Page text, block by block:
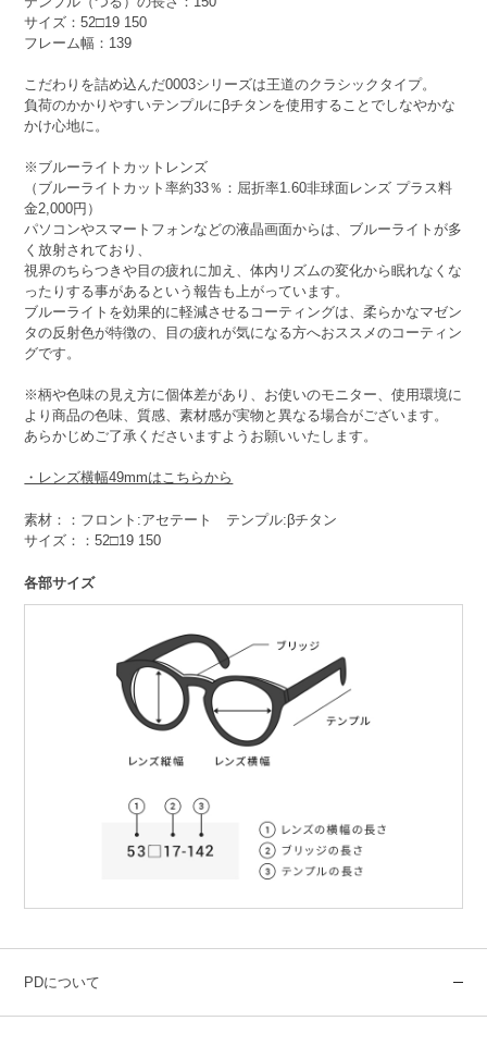
サイズ：52□19 150
フレーム幅：139
こだわりを詰め込んだ0003シリーズは王道のクラシックタイプ。
負荷のかかりやすいテンプルにβチタンを使用することでしなやかな
かけ心地に。
※ブルーライトカットレンズ
（ブルーライトカット率約33％：屈折率1.60非球面レンズ プラス料
金2,000円）
パソコンやスマートフォンなどの液晶画面からは、ブルーライトが多
く放射されており、
視界のちらつきや目の疲れに加え、体内リズムの変化から眠れなくな
ったりする事があるという報告も上がっています。
ブルーライトを効果的に軽減させるコーティングは、柔らかなマゼン
タの反射色が特徴の、目の疲れが気になる方へおススメのコーティン
グです。
※柄や色味の見え方に個体差があり、お使いのモニター、使用環境に
より商品の色味、質感、素材感が実物と異なる場合がございます。
あらかじめご了承くださいますようお願いいたします。
・レンズ横幅49mmはこちらから
素材：：フロント:アセテート テンプル:βチタン
サイズ：：52□19 150
各部サイズ
PDについて